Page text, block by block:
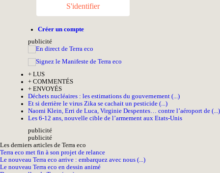
S'identifier
Créer un compte
publicité
+ LUS
+ COMMENTÉS
+ ENVOYÉS
Déchets nucléaires : les estimations du gouvernement (...)
Et si derrière le virus Zika se cachait un pesticide (...)
Naomi Klein, Erri de Luca, Virginie Despentes… contre l’aéroport de (...)
Les 6-12 ans, nouvelle cible de l’armement aux Etats-Unis
publicité
publicité
Les derniers articles de Terra eco
Terra eco met fin à son projet de relance
Le nouveau Terra eco arrive : embarquez avec nous (...)
Le nouveau Terra eco en dessin animé